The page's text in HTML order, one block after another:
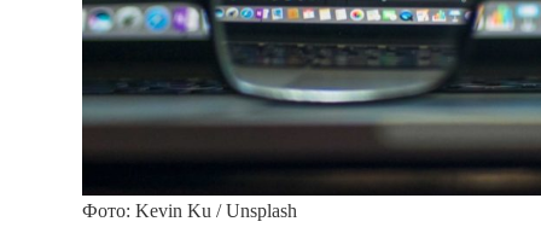
Фото: Kevin Ku / Unsplash